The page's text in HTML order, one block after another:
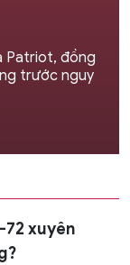
Patriot, đồng
trước nguy
72 xuyên